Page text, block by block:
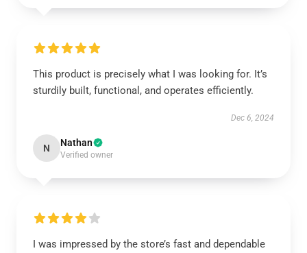
This product is precisely what I was looking for. It’s
sturdily built, functional, and operates efficiently.
Dec 6, 2024
N Nathan
Verified owner
I was impressed by the store’s fast and dependable